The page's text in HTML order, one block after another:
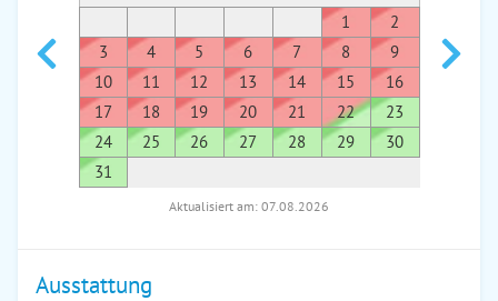
1
2
3
4 5 6 7 8
9
10
11 12 13 14 15
16
17
18 19 20 21 22
23
24
25 26 27 28 29
30
31
7
Aktualisiert am: 07.08.2026
Ausstattung